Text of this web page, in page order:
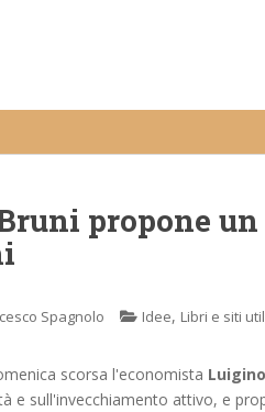
Bruni propone
Spagnolo Idee, Libri e siti
scorsa l'economista
e sull'invecchiamento attivo, e